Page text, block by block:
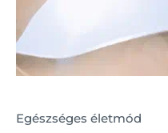
Egészséges életmód